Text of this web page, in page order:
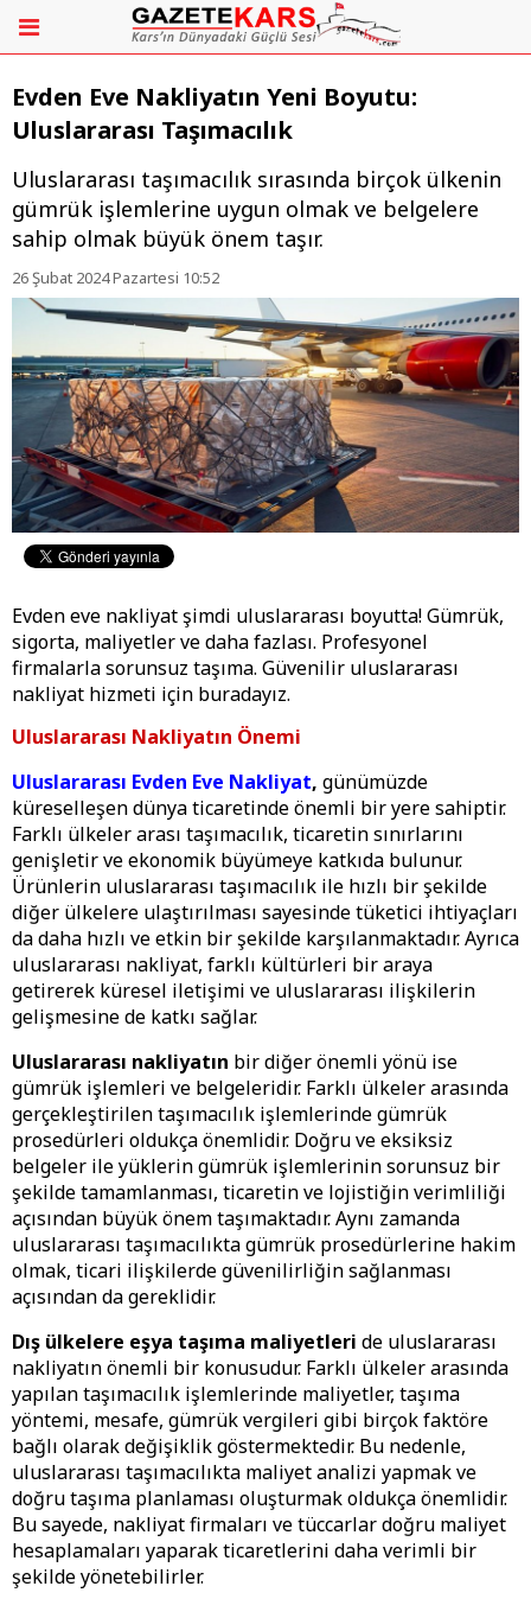
Evden Eve Nakliyatın Yeni Boyutu:
Uluslararası Taşımacılık
Uluslararası taşımacılık sırasında birçok ülkenin
gümrük işlemlerine uygun olmak ve belgelere
sahip olmak büyük önem taşır.
26 Şubat 2024 Pazartesi 10:52
Evden eve nakliyat şimdi uluslararası boyutta! Gümrük,
sigorta, maliyetler ve daha fazlası. Profesyonel
firmalarla sorunsuz taşıma. Güvenilir uluslararası
nakliyat hizmeti için buradayız.
Uluslararası Nakliyatın Önemi
Uluslararası Evden Eve Nakliyat, günümüzde
küreselleşen dünya ticaretinde önemli bir yere sahiptir.
Farklı ülkeler arası taşımacılık, ticaretin sınırlarını
genişletir ve ekonomik büyümeye katkıda bulunur.
Ürünlerin uluslararası taşımacılık ile hızlı bir şekilde
diğer ülkelere ulaştırılması sayesinde tüketici ihtiyaçları
da daha hızlı ve etkin bir şekilde karşılanmaktadır. Ayrıca
uluslararası nakliyat, farklı kültürleri bir araya
getirerek küresel iletişimi ve uluslararası ilişkilerin
gelişmesine de katkı sağlar.
Uluslararası nakliyatın bir diğer önemli yönü ise
gümrük işlemleri ve belgeleridir. Farklı ülkeler arasında
gerçekleştirilen taşımacılık işlemlerinde gümrük
prosedürleri oldukça önemlidir. Doğru ve eksiksiz
belgeler ile yüklerin gümrük işlemlerinin sorunsuz bir
şekilde tamamlanması, ticaretin ve lojistiğin verimliliği
açısından büyük önem taşımaktadır. Aynı zamanda
uluslararası taşımacılıkta gümrük prosedürlerine hakim
olmak, ticari ilişkilerde güvenilirliğin sağlanması
açısından da gereklidir.
Dış ülkelere eşya taşıma maliyetleri de uluslararası
nakliyatın önemli bir konusudur. Farklı ülkeler arasında
yapılan taşımacılık işlemlerinde maliyetler, taşıma
yöntemi, mesafe, gümrük vergileri gibi birçok faktöre
bağlı olarak değişiklik göstermektedir. Bu nedenle,
uluslararası taşımacılıkta maliyet analizi yapmak ve
doğru taşıma planlaması oluşturmak oldukça önemlidir.
Bu sayede, nakliyat firmaları ve tüccarlar doğru maliyet
hesaplamaları yaparak ticaretlerini daha verimli bir
şekilde yönetebilirler.